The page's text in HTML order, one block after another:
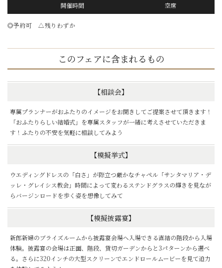
開催時間 空席
◎予約可 △残りわずか
このフェアに含まれるもの
【相談会】
専属プランナーがおふたりのイメージをお聞きしてご提案させて頂きます！
「おふたりらしい結婚式」を専属スタッフが一緒に考えさせていただきま
す！ふたりの不安を気軽に相談してみよう
【模擬挙式】
ウエディングドレスの「白さ」が際立つ厳かなチャペル「サンタマリア・デ
ッレ・グレイシス教会」時間によって変わるステンドグラスの輝きを見なが
らバージンロードを歩く姿を想像してみて
【模擬披露宴】
新郎新婦のブライズルームから披露宴会場へ入場できる直結の階段から入場
体験。披露宴の会場は正面、階段、貸切ガーデンからと3パターンから選べ
る。さらに320インチの大型スクリーンでエンドロールムービーを見て迫力